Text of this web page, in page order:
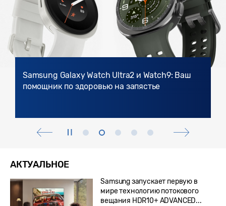
Samsung Galaxy Watch Ultra2 и Watch9: Ваш
помощник по здоровью на запястье
АКТУАЛЬНОЕ
Samsung запускает первую в
мире технологию потокового
вещания HDR10+ ADVANCED...